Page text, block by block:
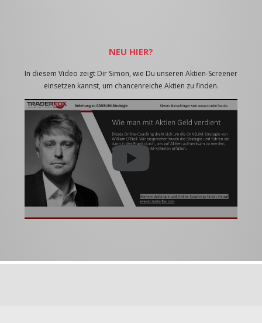
NEU HIER?
In diesem Video zeigt Dir Simon, wie Du unseren Aktien-Screener
einsetzen kannst, um chancenreiche Aktien zu finden.